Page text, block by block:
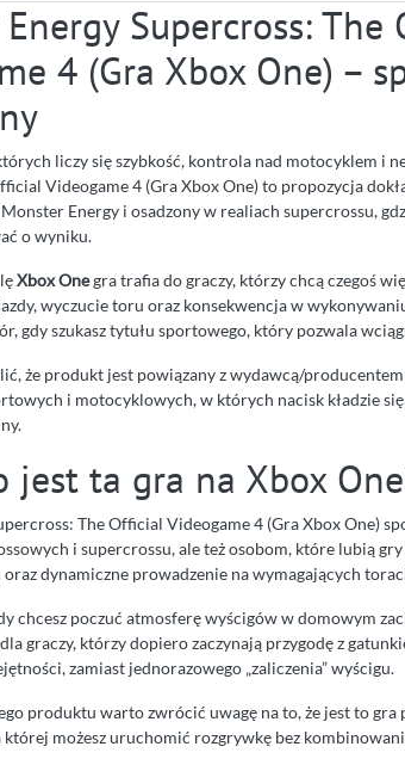
Supercross: The
4 (Gra Xbox One) –
liczy się szybkość, kontrola nad motocyklem i
Videogame 4 (Gra Xbox One) to propozycja
Energy i osadzony w realiach supercrossu,
o wyniku.
Xbox Onegra trafia do graczy, którzy chcą czegoś
wyczucie toru oraz konsekwencja w
gdy szukasz tytułu sportowego, który pozwala
że produkt jest powiązany z wydawcą/producentem
i motocyklowych, w których nacisk kładzie
jest ta gra na Xbox
The Official Videogame 4 (Gra Xbox One)
i supercrossu, ale też osobom, które lubią
dynamiczne prowadzenie na wymagających
chcesz poczuć atmosferę wyścigów w domowym
graczy, którzy dopiero zaczynają przygodę z
zamiast jednorazowego „zaliczenia” wyścigu.
produktu warto zwrócić uwagę na to, że jest to gra
możesz uruchomić rozgrywkę bez